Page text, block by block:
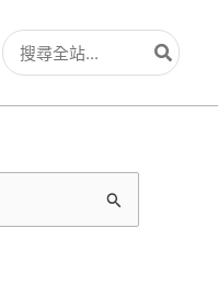
搜
尋：